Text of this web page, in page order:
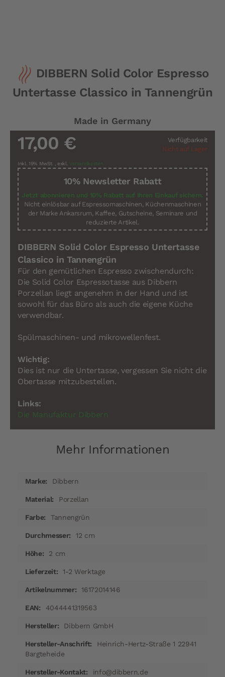
Anfang
der
Bildergalerie
DIBBERN Solid Color Espresso
Untertasse Classico in Tannengrün
Made in Germany
Verfügbarkeit
Nicht auf Lager
17,00 €
Inkl. 19% MwSt. , exkl. Versandkosten
10% Newsletter Rabatt
Jetzt abonnieren und 10% Rabatt auf Ihren Einkauf sichern.
Nicht einlösbar auf Espressomaschinen, Küchenmaschinen
der Marke Ankarsrum, Kaffee, Gutscheine, Seminare und
reduzierte Artikel.
DIBBERN Solid Color Espresso Untertasse
Classico in Tannengrün
Für den gemütlichen Espresso zwischendurch:
Die Solid Color Espressotasse aus Dibbern
Porzellan liegt angenehm in der Hand und ist
sowohl für das Büro als auch die eigene Küche
verwendbar.
Spülmaschinen- und mikrowellenfest.
Wichtig:
Dies ist nur die Untertasse, vergessen Sie nicht die
Obertasse mitzubestellen.
Links:
Die Manufaktur Dibbern
Mehr Informationen
InformationenDibbern
Porzellan
Tannengrün
12 cm
2 cm
1-2 Werktage
16172014146
4044441319563
Dibbern GmbH
Heinrich-Hertz-Straße 1 22941
Bargteheide
info@dibbern.de